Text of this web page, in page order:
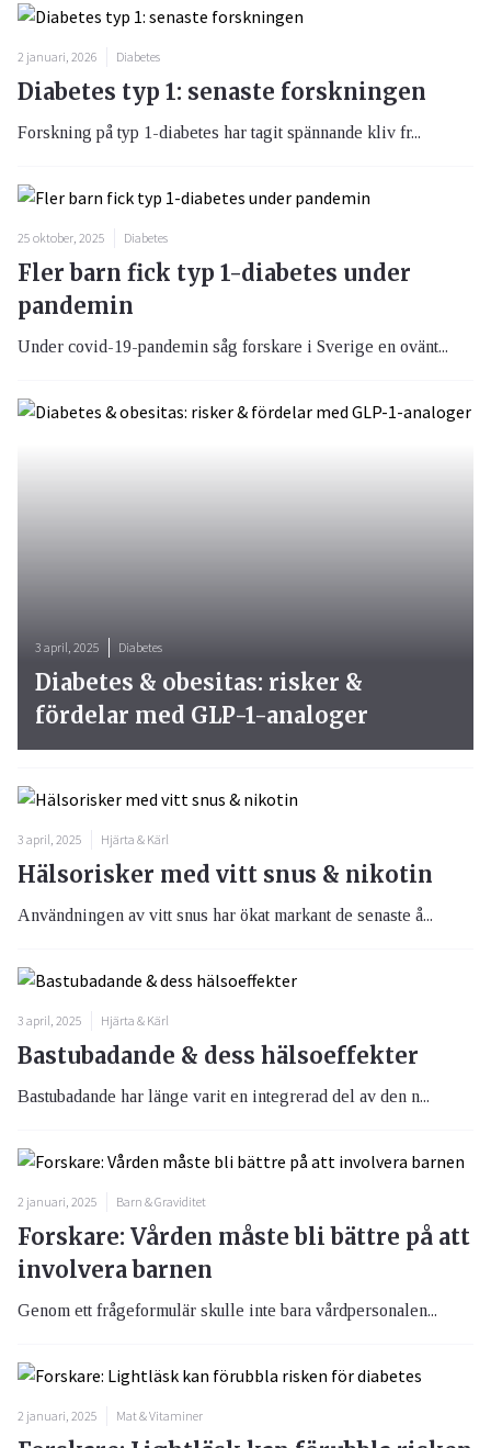
2 januari, 2026 Diabetes
Diabetes typ 1: senaste forskningen
Forskning på typ 1-diabetes har tagit spännande kliv fr...
25 oktober, 2025 Diabetes
Fler barn fick typ 1-diabetes under
pandemin
Under covid-19-pandemin såg forskare i Sverige en ovänt...
3 april, 2025 Diabetes
Diabetes & obesitas: risker &
fördelar med GLP-1-analoger
3 april, 2025 Hjärta & Kärl
Hälsorisker med vitt snus & nikotin
Användningen av vitt snus har ökat markant de senaste å...
3 april, 2025 Hjärta & Kärl
Bastubadande & dess hälsoeffekter
Bastubadande har länge varit en integrerad del av den n...
2 januari, 2025 Barn & Graviditet
Forskare: Vården måste bli bättre på att
involvera barnen
Genom ett frågeformulär skulle inte bara vårdpersonalen...
2 januari, 2025 Mat & Vitaminer